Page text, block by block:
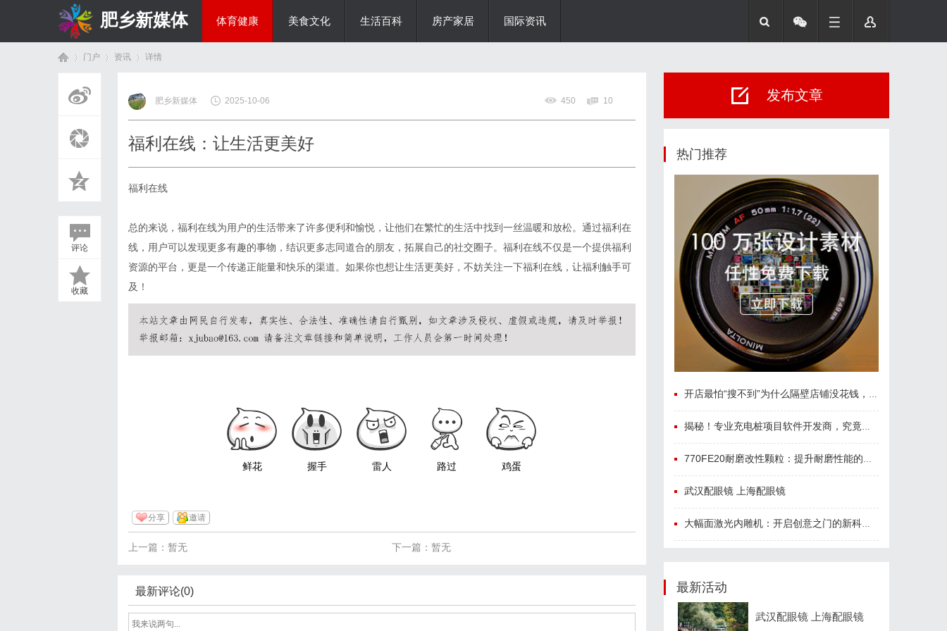
肥乡新媒体 体育健康 美食文化 生活百科 房产家居 国际资讯
门户 资讯
›
详情
评论
收藏
肥乡新媒体 2025-10-06 450 10
福利在线：让生活更美好
福利在线
总的来说，福利在线为用户的生活带来了许多便利和愉悦，让他们在繁忙的生活中找到一丝温暖和放松。通过福利在
线，用户可以发现更多有趣的事物，结识更多志同道合的朋友，拓展自己的社交圈子。福利在线不仅是一个提供福利
资源的平台，更是一个传递正能量和快乐的渠道。如果你也想让生活更美好，不妨关注一下福利在线，让福利触手可
及！
鲜花 握手 雷人 路过 鸡蛋
分享 邀请
下一篇：暂无
上一篇：暂无
最新评论(0)
发布文章
热门推荐
开店最怕“搜不到”为什么隔壁店铺没花钱，ai却天天给他免费派单？
揭秘！专业充电桩项目软件开发商，究竟藏着哪些行业秘诀？
770FE20耐磨改性颗粒：提升耐磨性能的革命性材料
武汉配眼镜 上海配眼镜
大幅面激光内雕机：开启创意之门的新科技利器
最新活动
武汉配眼镜 上海配眼镜